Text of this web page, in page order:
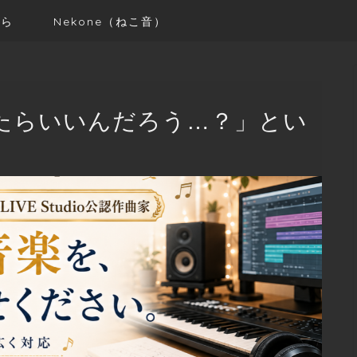
Nekone（ねこ音）
らいいんだろう…？」とい